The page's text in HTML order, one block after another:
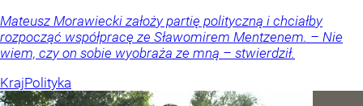
Mateusz Morawiecki założy partię polityczną i chciałby
rozpocząć współpracę ze Sławomirem Mentzenem. – Nie
wiem, czy on sobie wyobraża ze mną – stwierdził.
KrajPolityka